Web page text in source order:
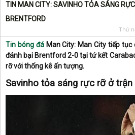
TIN MAN CITY: SAVINHO TỎA SÁNG
BRENTFORD
Thứ
Tin bóng đáMan City: Man City tiếp tục
đánh bại Brentford 2-0 tại tứ kết
rỡ với thống kê ấn tượng.
Savinho tỏa sáng rực rỡ ở